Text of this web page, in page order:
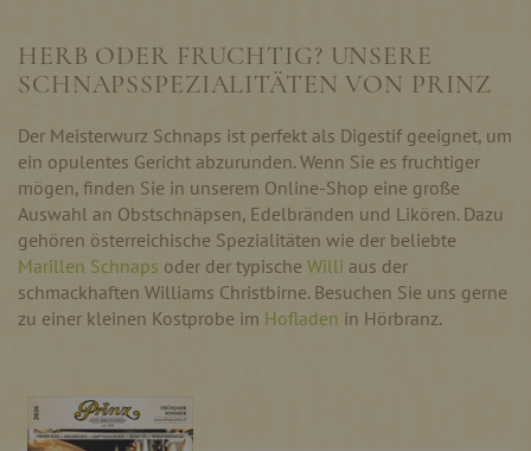
HERB ODER FRUCHTIG? UNSERE
SCHNAPSSPEZIALITÄTEN VON PRINZ
Der Meisterwurz Schnaps ist perfekt als Digestif geeignet, um
ein opulentes Gericht abzurunden. Wenn Sie es fruchtiger
mögen, finden Sie in unserem Online-Shop eine große
Auswahl an Obstschnäpsen, Edelbränden und Likören. Dazu
gehören österreichische Spezialitäten wie der beliebte
Marillen Schnaps oder der typische Willi aus der
schmackhaften Williams Christbirne. Besuchen Sie uns gerne
zu einer kleinen Kostprobe im Hofladen in Hörbranz.